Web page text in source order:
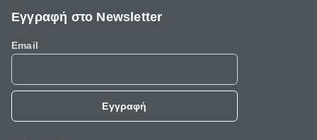
Εγγραφή στο Newsletter
Email
Εγγραφή